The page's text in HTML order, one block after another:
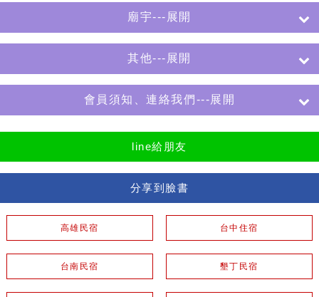
廟宇---展開
其他---展開
會員須知、連絡我們---展開
line給朋友
分享到臉書
高雄民宿 台中住宿
台南民宿 墾丁民宿